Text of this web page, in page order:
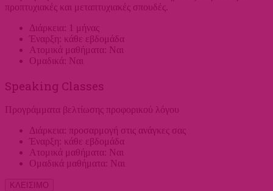
προπτυχιακές και μεταπτυχιακές σπουδές.
Διάρκεια: 1 μήνας
Έναρξη: κάθε εβδομάδα
Ατομικά μαθήματα: Ναι
Ομαδικά: Ναι
Speaking Classes
Προγράμματα βελτίωσης προφορικού λόγου
Διάρκεια: προσαρμογή στις ανάγκες σας
Έναρξη: κάθε εβδομάδα
Ατομικά μαθήματα: Ναι
Ομαδικά μαθήματα: Ναι
ΚΛΕΙΣΙΜΟ